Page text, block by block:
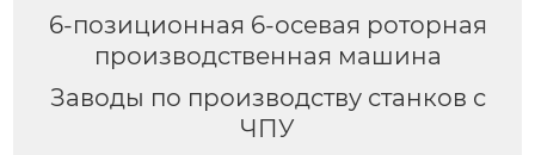
6-позиционная 6-осевая роторная
производственная машина
Заводы по производству станков с
ЧПУ